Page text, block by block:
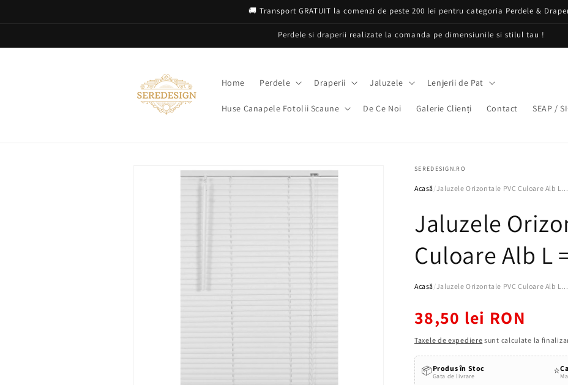
🚚 Transport GRATUIT la comenzi de peste 200 lei pentru categoria Perdele &
Perdele si draperii realizate la comanda pe dimensiunile si stilul tau !
Home Perdele Draperii Jaluzele Lenjerii de Pat
Huse Canapele Fotolii Scaune De Ce Noi Galerie Clienți Contact SEAP /
informațiile
SEREDESIGN.RO
Acasă/Jaluzele Orizontale PVC Culoare Alb L...
Jaluzele
Culoare Alb L
Acasă/Jaluzele Orizontale PVC Culoare Alb L...
Preț
obișnuit
38,50 lei RON
Taxele de expediere sunt calculate la
📦 Produs în Stoc
Gata de livrare ⭐